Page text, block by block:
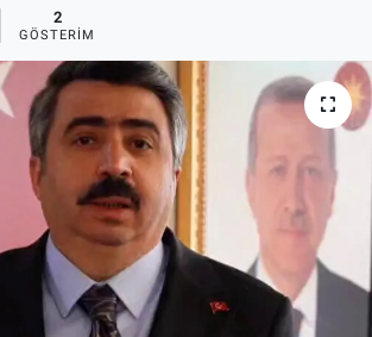
2
GÖSTERIM
Durumu ve Fikstür
Haberleri